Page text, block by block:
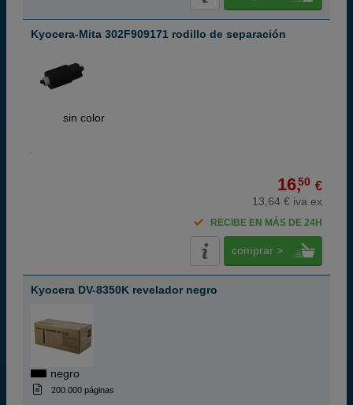
Kyocera-Mita 302F909171 rodillo de separación
sin color
16,50 €
13,64 € iva ex
RECIBE EN MÁS DE 24H
comprar >
Kyocera DV-8350K revelador negro
negro
200.000 páginas